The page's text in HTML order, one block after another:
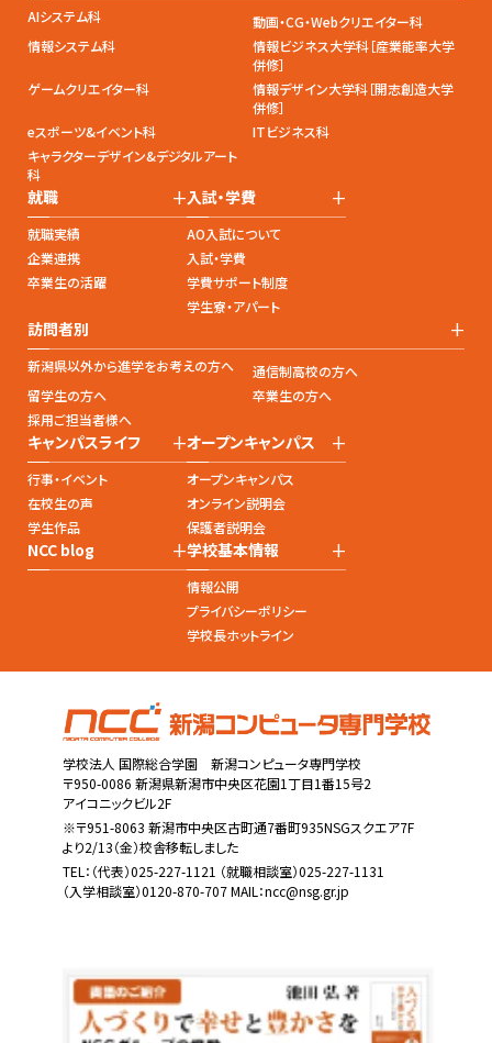
AIシステム科
動画・CG・Webクリエイター科
情報システム科
情報ビジネス大学科［産業能率大学
併修］
ゲームクリエイター科
情報デザイン大学科［開志創造大学
併修］
eスポーツ&イベント科
ITビジネス科
キャラクターデザイン&デジタルアート
科
就職 +
就職実績
企業連携
卒業生の活躍
入試・学費 +
AO入試について
入試・学費
学費サポート制度
学生寮・アパート
訪問者別 +
新潟県以外から進学をお考えの方へ
通信制高校の方へ
留学生の方へ
卒業生の方へ
採用ご担当者様へ
キャンパスライフ +
行事・イベント
在校生の声
学生作品
オープンキャンパス +
オープンキャンパス
オンライン説明会
保護者説明会
NCC blog +学校基本情報 +
情報公開
プライバシーポリシー
学校長ホットライン
学校法人 国際総合学園 新潟コンピュータ専門学校
〒950-0086 新潟県新潟市中央区花園1丁目1番15号2
アイコニックビル2F
※〒951-8063 新潟市中央区古町通7番町935NSGスクエア7F
より2/13（金）校舎移転しました
TEL： （代表）025-227-1121 （就職相談室）025-227-1131
（入学相談室）0120-870-707 MAIL：ncc@nsg.gr.jp